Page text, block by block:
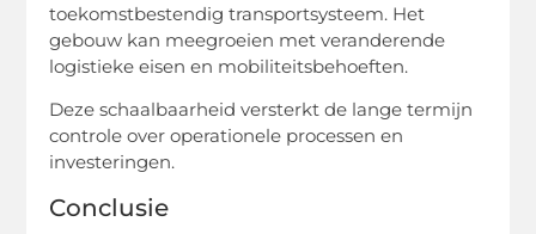
toekomstbestendig transportsysteem. Het
gebouw kan meegroeien met veranderende
logistieke eisen en mobiliteitsbehoeften.
Deze schaalbaarheid versterkt de lange termijn
controle over operationele processen en
investeringen.
Conclusie